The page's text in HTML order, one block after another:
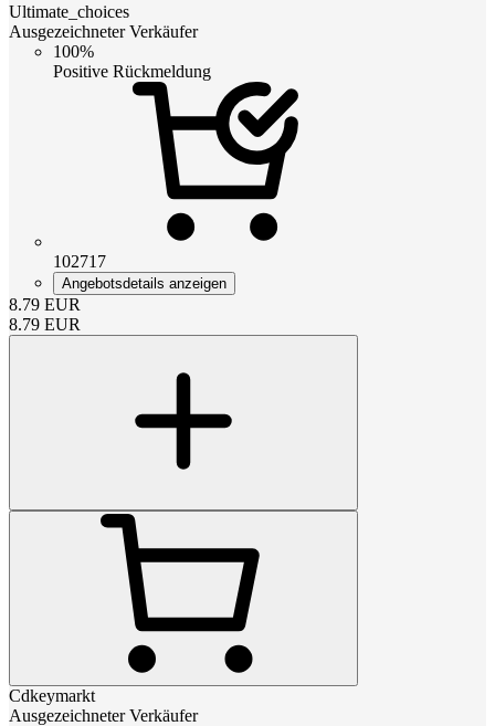
Ultimate_choices
Ausgezeichneter Verkäufer
100%
Positive Rückmeldung
102717
Angebotsdetails anzeigen
8.79 EUR
8.79 EUR
Cdkeymarkt
Ausgezeichneter Verkäufer